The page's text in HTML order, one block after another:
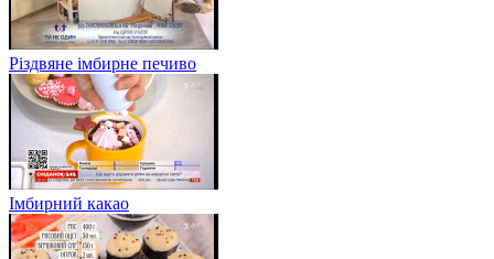
Різдвяне імбирне печиво
Імбирний какао